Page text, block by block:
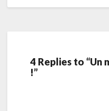
4 Replies to “Un
!”